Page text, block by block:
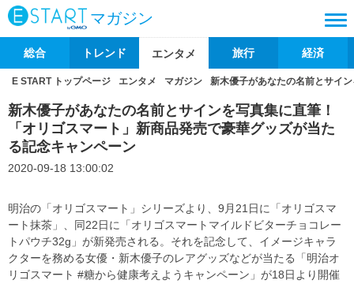
マガジン
総合 トレンド エンタメ 旅行 経済
E START トップページ エンタメ マガジン 新木優子があなたの名前とサイ
新木優子があなたの名前とサインを写真集に直筆！
「オリゴスマート」新商品発売で豪華グッズが当た
る記念キャンペーン
2020-09-18 13:00:02
明治の「オリゴスマート」シリーズより、9月21日に「オリゴスマ
ート抹茶」、同22日に「オリゴスマートマイルドビターチョコレー
トパウチ32g」が新発売される。それを記念して、イメージキャラ
クターを務める女優・新木優子のレアグッズなどが当たる「明治オ
リゴスマート #糖から健康考えようキャンペーン」が18日より開催